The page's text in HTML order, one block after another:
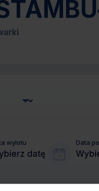
wylotu
datę
Data